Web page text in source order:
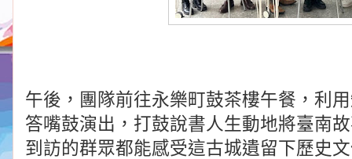
午後，團隊前往永樂町鼓茶樓午餐，利
答嘴鼓演出，打鼓說書人生動地將臺南
到訪的群眾都能感受這古城遺留下歷史